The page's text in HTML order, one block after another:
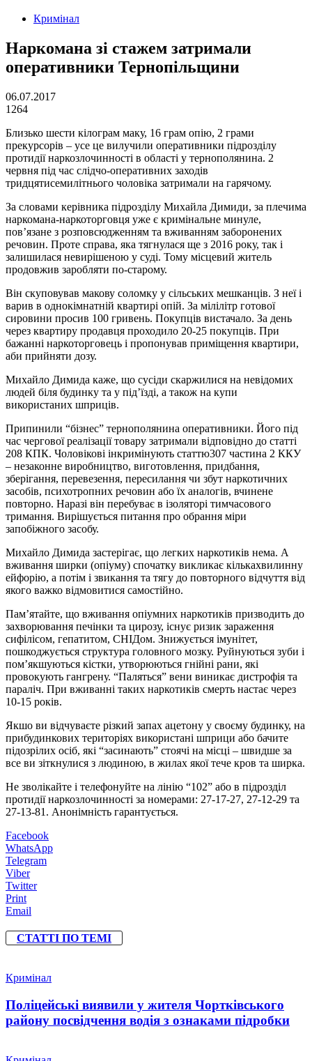
Кримінал
Наркомана зі стажем затримали
оперативники Тернопільщини
06.07.2017
1264
Близько шести кілограм маку, 16 грам опію, 2 грами
прекурсорів – усе це вилучили оперативники підрозділу
протидії наркозлочинності в області у тернополянина. 2
червня під час слідчо-оперативних заходів
тридцятисемилітнього чоловіка затримали на гарячому.
За словами керівника підрозділу Михайла Димиди, за плечима
наркомана-наркоторговця уже є кримінальне минуле,
пов’язане з розповсюдженням та вживанням заборонених
речовин. Проте справа, яка тягнулася ще з 2016 року, так і
залишилася невирішеною у суді. Тому місцевий житель
продовжив заробляти по-старому.
Він скуповував макову соломку у сільських мешканців. З неї і
варив в однокімнатній квартирі опій. За мілілітр готової
сировини просив 100 гривень. Покупців вистачало. За день
через квартиру продавця проходило 20-25 покупців. При
бажанні наркоторговець і пропонував приміщення квартири,
аби прийняти дозу.
Михайло Димида каже, що сусіди скаржилися на невідомих
людей біля будинку та у під’їзді, а також на купи
використаних шприців.
Припинили “бізнес” тернополянина оперативники. Його під
час чергової реалізації товару затримали відповідно до статті
208 КПК. Чоловікові інкримінують статтю307 частина 2 ККУ
– незаконне виробництво, виготовлення, придбання,
зберігання, перевезення, пересилання чи збут наркотичних
засобів, психотропних речовин або їх аналогів, вчинене
повторно. Наразі він перебуває в ізоляторі тимчасового
тримання. Вирішується питання про обрання міри
запобіжного засобу.
Михайло Димида застерігає, що легких наркотиків нема. А
вживання ширки (опіуму) спочатку викликає кількахвилинну
ейфорію, а потім і звикання та тягу до повторного відчуття від
якого важко відмовитися самостійно.
Пам’ятайте, що вживання опіумних наркотиків призводить до
захворювання печінки та цирозу, існує ризик зараження
сифілісом, гепатитом, СНІДом. Знижується імунітет,
пошкоджується структура головного мозку. Руйнуються зуби і
пом’якшуються кістки, утворюються гнійні рани, які
провокують гангрену. “Паляться” вени виникає дистрофія та
параліч. При вживанні таких наркотиків смерть настає через
10-15 років.
Якшо ви відчуваєте різкий запах ацетону у своєму будинку, на
прибудинкових територіях використані шприци або бачите
підозрілих осіб, які “засинають” стоячі на місці – швидше за
все ви зіткнулися з людиною, в жилах якої тече кров та ширка.
Не зволікайте і телефонуйте на лінію “102” або в підрозділ
протидії наркозлочинності за номерами: 27-17-27, 27-12-29 та
27-13-81. Анонімність гарантується.
Facebook
WhatsApp
Telegram
Viber
Twitter
Print
Email
СТАТТІ ПО ТЕМІ
Кримінал
Поліцейські виявили у жителя Чортківського
району посвідчення водія з ознаками підробки